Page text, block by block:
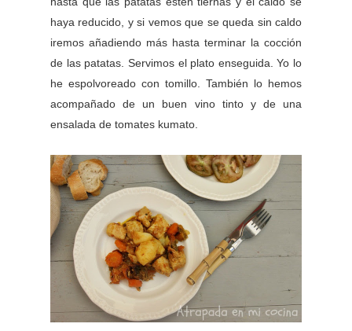
haya reducido, y si vemos que se queda sin caldo
iremos añadiendo más hasta terminar la cocción
de las patatas. Servimos el plato enseguida. Yo lo
he espolvoreado con tomillo. También lo hemos
acompañado de un buen vino tinto y de una
ensalada de tomates kumato.